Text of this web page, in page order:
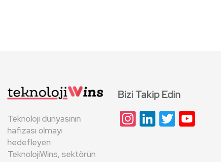
Teknoloji dünyasının
hafızası olmayı
hedefleyen
TeknolojiWins, sektörün
Bizi Takip Edin
Instagram
LinkedIn